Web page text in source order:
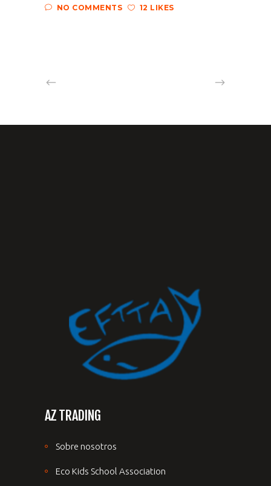
NO COMMENTS
12 LIKES
AZ TRADING
Sobre nosotros
Eco Kids School Association